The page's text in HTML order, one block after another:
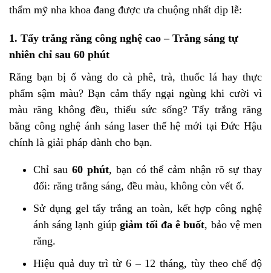
thẩm mỹ nha khoa đang được ưa chuộng nhất dịp lễ:
1. Tẩy trắng răng công nghệ cao – Trắng sáng tự
nhiên chỉ sau 60 phút
Răng bạn bị ố vàng do cà phê, trà, thuốc lá hay thực
phẩm sậm màu? Bạn cảm thấy ngại ngùng khi cười vì
màu răng không đều, thiếu sức sống? Tẩy trắng răng
bằng công nghệ ánh sáng laser thế hệ mới tại Đức Hậu
chính là giải pháp dành cho bạn.
Chỉ sau 60 phút, bạn có thể cảm nhận rõ sự thay
đổi: răng trắng sáng, đều màu, không còn vết ố.
Sử dụng gel tẩy trắng an toàn, kết hợp công nghệ
ánh sáng lạnh giúp giảm tối đa ê buốt, bảo vệ men
răng.
Hiệu quả duy trì từ 6 – 12 tháng, tùy theo chế độ